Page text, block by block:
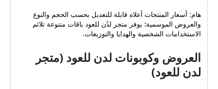
هام: أسعار المنتجات أعلاه قابلة للتعديل بحسب الحجم والنوع
والعروض الموسمية؛ يوفر متجر لدُن للعود باقات متنوعة تلائم
الاستخدامات الشخصية والهدايا والتوزيعات.
العروض وكوبونات لدن للعود (متجر
لدن للعود)